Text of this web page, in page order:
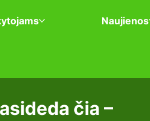
Naujienos
čia –